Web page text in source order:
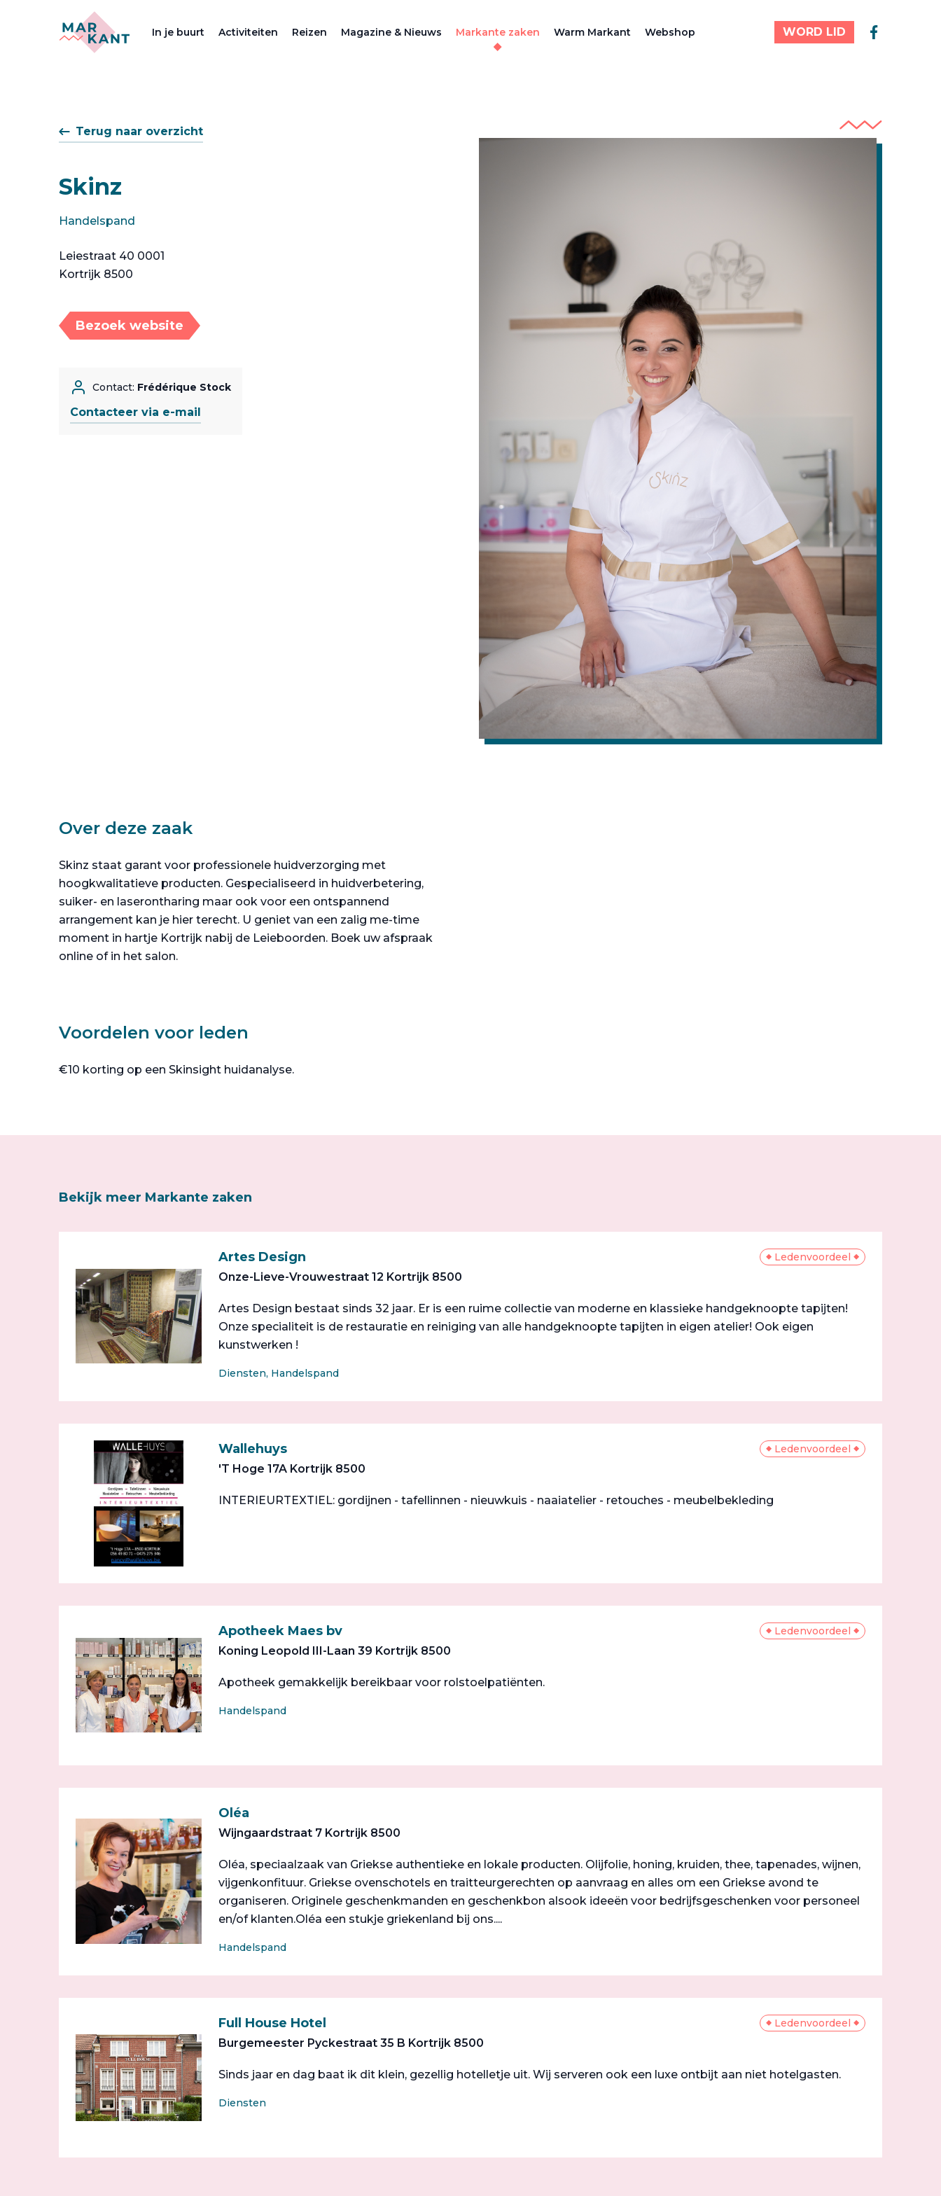
In je buurt Activiteiten Reizen Magazine & Nieuws Markante zaken Warm Markant Webshop WORD LID
Terug naar overzicht
Skinz
Handelspand
Leiestraat 40 0001
Kortrijk 8500
Bezoek website
Contact: Frédérique Stock
Contacteer via e-mail
Over deze zaak
Skinz staat garant voor professionele huidverzorging met
hoogkwalitatieve producten. Gespecialiseerd in huidverbetering,
suiker- en laserontharing maar ook voor een ontspannend
arrangement kan je hier terecht. U geniet van een zalig me-time
moment in hartje Kortrijk nabij de Leieboorden. Boek uw afspraak
online of in het salon.
Voordelen voor leden
€10 korting op een Skinsight huidanalyse.
Bekijk meer Markante zaken
Artes Design
Onze-Lieve-Vrouwestraat 12 Kortrijk 8500
Ledenvoordeel
Artes Design bestaat sinds 32 jaar. Er is een ruime collectie van moderne en klassieke handgeknoopte tapijten!
Onze specialiteit is de restauratie en reiniging van alle handgeknoopte tapijten in eigen atelier! Ook eigen
kunstwerken !
Diensten, Handelspand
Wallehuys
'T Hoge 17A Kortrijk 8500
Ledenvoordeel
INTERIEURTEXTIEL: gordijnen - tafellinnen - nieuwkuis - naaiatelier - retouches - meubelbekleding
Apotheek Maes bv
Koning Leopold III-Laan 39 Kortrijk 8500
Ledenvoordeel
Apotheek gemakkelijk bereikbaar voor rolstoelpatiënten.
Handelspand
Oléa
Wijngaardstraat 7 Kortrijk 8500
Oléa, speciaalzaak van Griekse authentieke en lokale producten. Olijfolie, honing, kruiden, thee, tapenades, wijnen,
vijgenkonfituur. Griekse ovenschotels en traitteurgerechten op aanvraag en alles om een Griekse avond te
organiseren. Originele geschenkmanden en geschenkbon alsook ideeën voor bedrijfsgeschenken voor personeel
en/of klanten.Oléa een stukje griekenland bij ons....
Handelspand
Full House Hotel
Burgemeester Pyckestraat 35 B Kortrijk 8500
Ledenvoordeel
Sinds jaar en dag baat ik dit klein, gezellig hotelletje uit. Wij serveren ook een luxe ontbijt aan niet hotelgasten.
Diensten